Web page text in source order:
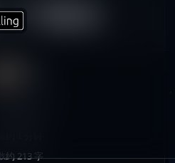
周末
约 213 字